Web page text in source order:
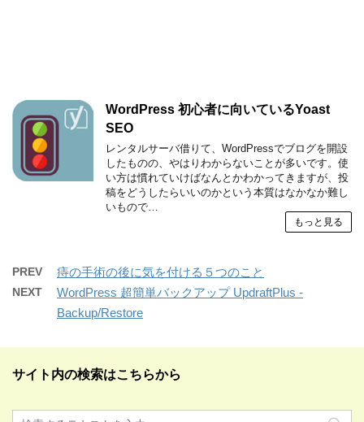
WordPress 初心者に向いているYoast
SEO
レンタルサーバ借りて、WordPressでブログを開設
したものの、やはりわからないことが多いです。使
い方は慣れていけばなんとかわかってきますが、投
稿をどうしたらいいのかという本質はなかなか難し
いもので…
もっと見る
PREV 痔の手術の後に気を付ける５つのこと
NEXT
WordPress 超簡単バックアップ UpdraftPlus -
Backup/Restore
サイト内の検索はこちらから